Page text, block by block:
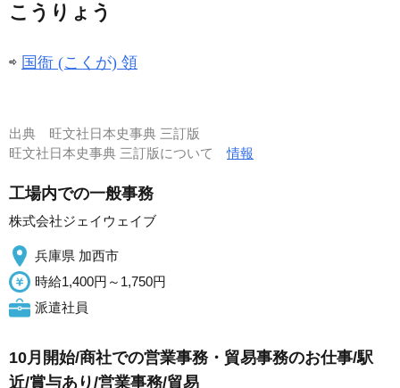
こうりょう
⇨ 国衙 (こくが) 領
出典 旺文社日本史事典 三訂版
旺文社日本史事典 三訂版について情報
工場内での一般事務
株式会社ジェイウェイブ
兵庫県 加西市
時給1,400円～1,750円
派遣社員
10月開始/商社での営業事務・貿易事務のお仕事/駅
近/賞与あり/営業事務/貿易